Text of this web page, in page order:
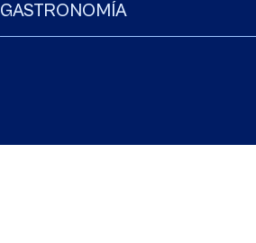
GASTRONOMÍA